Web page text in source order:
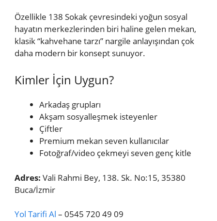
Özellikle 138 Sokak çevresindeki yoğun sosyal
hayatın merkezlerinden biri haline gelen mekan,
klasik “kahvehane tarzı” nargile anlayışından çok
daha modern bir konsept sunuyor.
Kimler İçin Uygun?
Arkadaş grupları
Akşam sosyalleşmek isteyenler
Çiftler
Premium mekan seven kullanıcılar
Fotoğraf/video çekmeyi seven genç kitle
Adres: Vali Rahmi Bey, 138. Sk. No:15, 35380
Buca/İzmir
Yol Tarifi Al – 0545 720 49 09